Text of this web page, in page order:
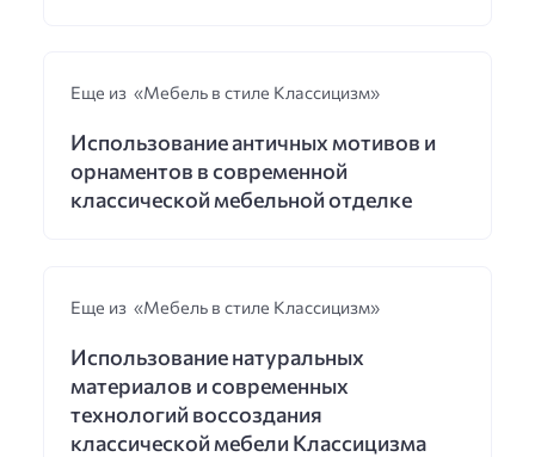
Еще из «Мебель в стиле Классицизм»
Использование античных мотивов и
орнаментов в современной
классической мебельной отделке
Еще из «Мебель в стиле Классицизм»
Использование натуральных
материалов и современных
технологий воссоздания
классической мебели Классицизма